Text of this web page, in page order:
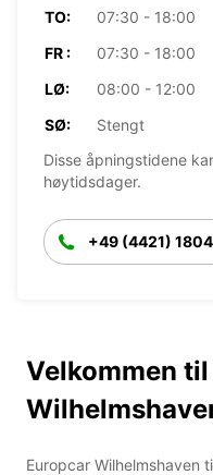
TO:
07:30 - 18:00
FR :
07:30 - 18:00
LØ:
08:00 - 12:00
SØ:
Stengt
Disse åpningstidene
høytidsdager.
+49 (4421)
Velkommen
Europcar Wilhelmshaven